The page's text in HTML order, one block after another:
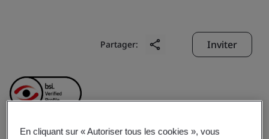
Partager: Inviter
En cliquant sur « Autoriser tous les cookies », vous